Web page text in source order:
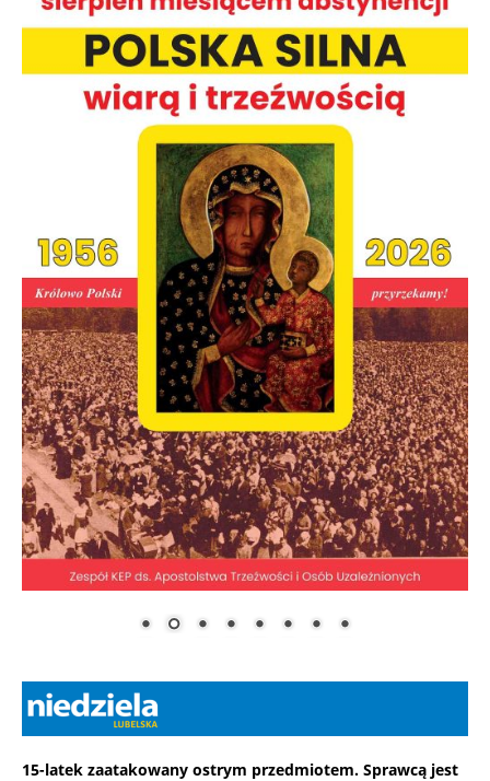
15-latek zaatakowany ostrym przedmiotem. Sprawcą jest